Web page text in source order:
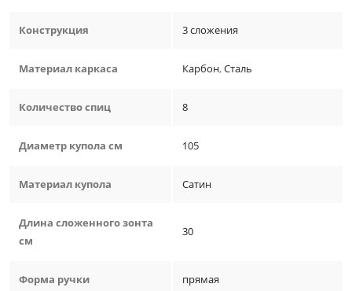
Конструкция 3 сложения
Материал каркаса Карбон,Сталь
Количество спиц 8
Диаметр купола см 105
Материал купола Сатин
Длина сложенного зонта
см
30
Форма ручки прямая